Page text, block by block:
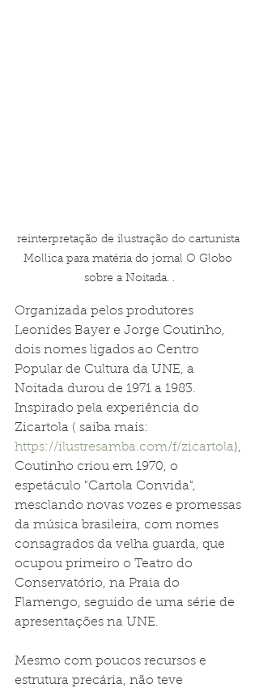
reinterpretação de ilustração do cartunista
Mollica para matéria do jornal O Globo
sobre a Noitada. .
Organizada pelos produtores
Leonides Bayer e Jorge Coutinho,
dois nomes ligados ao Centro
Popular de Cultura da UNE, a
Noitada durou de 1971 a 1983.
Inspirado pela experiência do
Zicartola ( saiba mais:
https://ilustresamba.com/f/zicartola),
Coutinho criou em 1970, o
espetáculo "Cartola Convida",
mesclando novas vozes e promessas
da música brasileira, com nomes
consagrados da velha guarda, que
ocupou primeiro o Teatro do
Conservatório, na Praia do
Flamengo, seguido de uma série de
apresentações na UNE.
Mesmo com poucos recursos e
estrutura precária, não teve